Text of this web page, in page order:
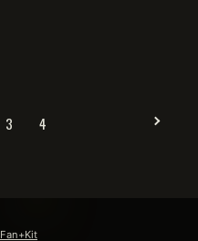
3 4
Fan+Kit